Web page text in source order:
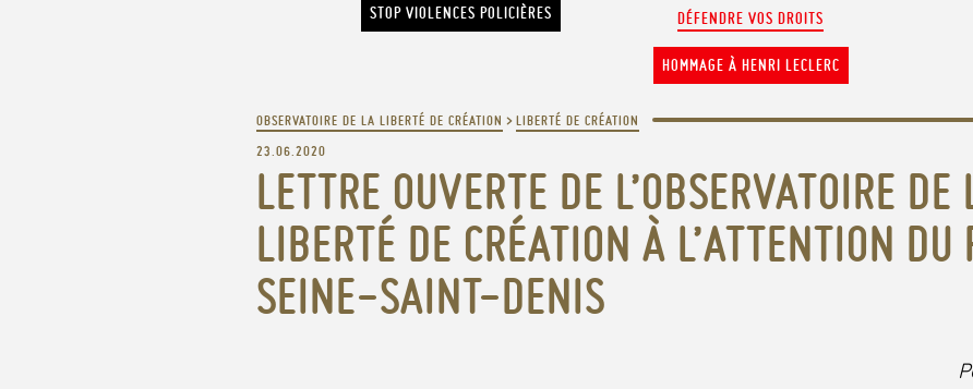
STOP VIOLENCES POLICIÈRES DÉFENDRE VOS DROITS
HOMMAGE À HENRI LECLERC
OBSERVATOIRE DE LA LIBERTÉ DE CRÉATION >LIBERTÉ DE CRÉATION
23.06.2020
LETTRE OUVERTE DE L’OBSERVATOIRE DE
LIBERTÉ DE CRÉATION À L’ATTENTION DU
SEINE-SAINT-DENIS